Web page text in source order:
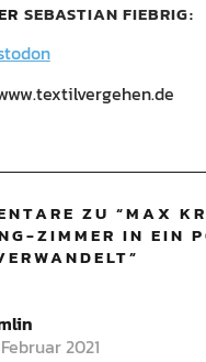
SEBASTIAN FIEBRIG
ZU “MAX
ZIMMER IN EIN
”
2021